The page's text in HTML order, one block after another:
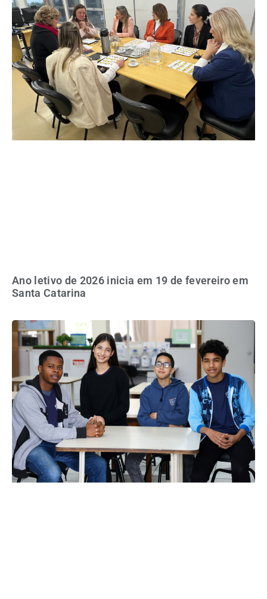
Ano letivo de 2026 inicia em 19 de fevereiro em
Santa Catarina